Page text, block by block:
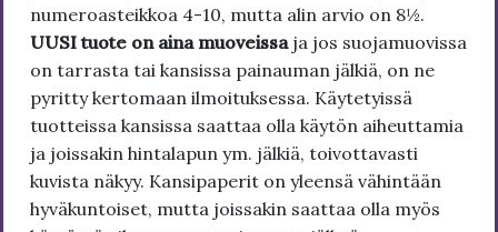
numeroasteikkoa 4-10, mutta alin arvio on 8½.
UUSI tuote on aina muoveissa ja jos suojamuovissa
on tarrasta tai kansissa painauman jälkiä, on ne
pyritty kertomaan ilmoituksessa. Käytetyissä
tuotteissa kansissa saattaa olla käytön aiheuttamia
ja joissakin hintalapun ym. jälkiä, toivottavasti
kuvista näkyy. Kansipaperit on yleensä vähintään
hyväkuntoiset, mutta joissakin saattaa olla myös